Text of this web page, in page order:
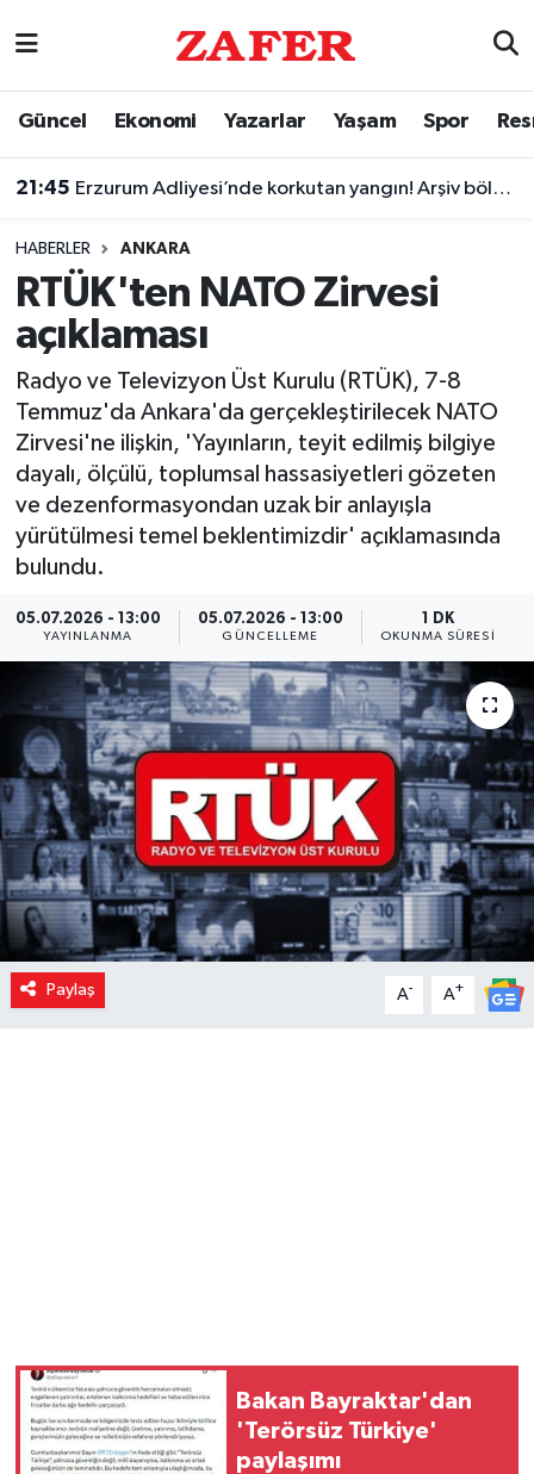
Güncel Ekonomi Yazarlar Yaşam Spor
21:45 Erzurum Adliyesi’nde korkutan yangın! Arşiv bölümünü duman kapladı
HABERLER ANKARA
RTÜK'ten NATO Zirvesi
açıklaması
Radyo ve Televizyon Üst Kurulu (RTÜK), 7-8
Temmuz'da Ankara'da gerçekleştirilecek NATO
Zirvesi'ne ilişkin, 'Yayınların, teyit edilmiş bilgiye
dayalı, ölçülü, toplumsal hassasiyetleri gözeten
ve dezenformasyondan uzak bir anlayışla
yürütülmesi temel beklentimizdir' açıklamasında
bulundu.
05.07.2026 - 13:00
YAYINLANMA
05.07.2026 - 13:00
GÜNCELLEME
1 DK
OKUNMA SÜRESI
Paylaş A- A+
Bakan Bayraktar'dan
'Terörsüz Türkiye'
paylaşımı
Nöbetçi Eczaneler
Trafik Durumu
Süper Lig Puan Durumu ve Fikstür
Tüm Manşetler
Son Dakika Haberleri
Haber Arşivi